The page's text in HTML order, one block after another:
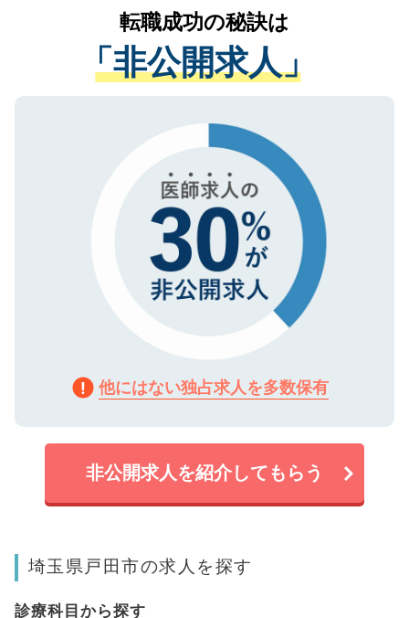
は、個人情報の取り扱いについての厳密な
管理基準を満たした事業者のみに付与され
る、プライバシーマークを取得済みです。
で、機密保持に関してもご安心ください。
かがいして、現在の医療機関の状況や紹介
経験をまじえながら、適切なアドバイスを
させていただきます。すぐにご転職をされ
ない方には、長期的なサポートが可能です
ので、まずはご登録ください。
転職成功の秘訣は
「非公開求人」
他にはない独占求人を多数保有
非公開求人を紹介してもらう
埼玉県戸田市の求人を探す
診療科目から探す